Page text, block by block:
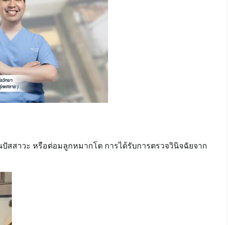
สสาวะ หรือต่อมลูกหมากโต การได้รับการตรวจวินิจฉัยจาก